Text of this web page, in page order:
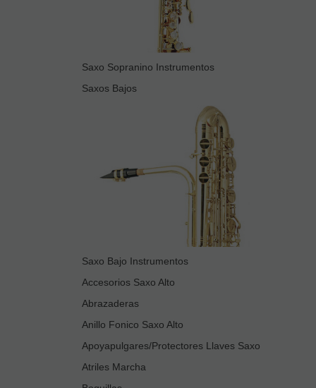
Saxo Sopranino Instrumentos
Saxos Bajos
Saxo Bajo Instrumentos
Accesorios Saxo Alto
Abrazaderas
Anillo Fonico Saxo Alto
Apoyapulgares/Protectores Llaves Saxo
Atriles Marcha